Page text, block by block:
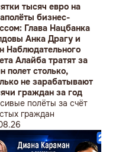
тысяч евро на
бизнес-
Глава Нацбанка
Анка Драгу и
Наблюдательного
Алайба тратят за
полет столько,
не зарабатывают
граждан за год
полёты за счёт
граждан